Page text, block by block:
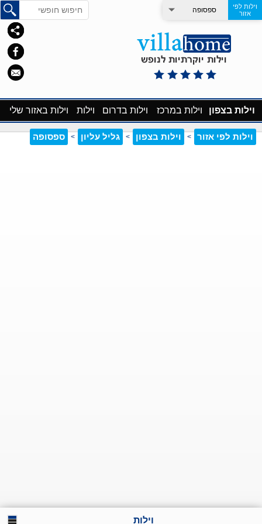
וילות בצפון וילות במרכז וילות בדרום וילות וילות באזור שלי
וילות לפי אזור > וילות בצפון > גליל עליון > ספסופה
וילות לפי
אזור
ספסופה
וילות